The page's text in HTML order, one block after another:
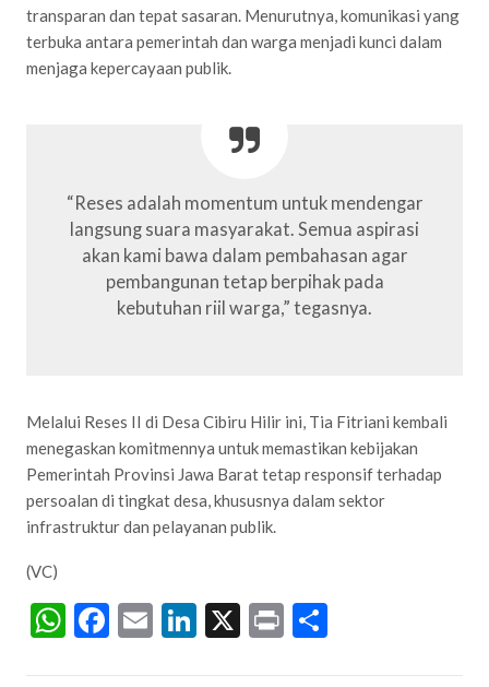
transparan dan tepat sasaran. Menurutnya, komunikasi yang
terbuka antara pemerintah dan warga menjadi kunci dalam
menjaga kepercayaan publik.
“Reses adalah momentum untuk mendengar
langsung suara masyarakat. Semua aspirasi
akan kami bawa dalam pembahasan agar
pembangunan tetap berpihak pada
kebutuhan riil warga,” tegasnya.
Melalui Reses II di Desa Cibiru Hilir ini, Tia Fitriani kembali
menegaskan komitmennya untuk memastikan kebijakan
Pemerintah Provinsi Jawa Barat tetap responsif terhadap
persoalan di tingkat desa, khususnya dalam sektor
infrastruktur dan pelayanan publik.
(VC)
WhatsApp
Facebook
EmailLinkedIn
X Print